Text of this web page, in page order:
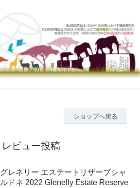
ショップへ戻る
レビュー投稿
グレネリー エステートリザーブシャ
ルドネ 2022 Glenelly Estate Reserve